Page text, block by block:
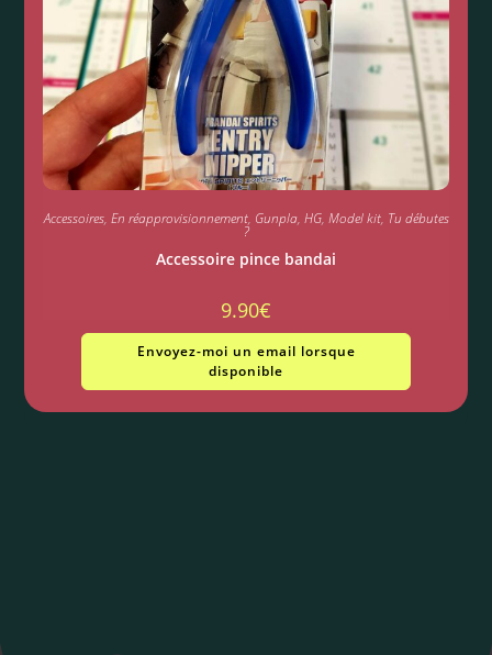
Accessoires, En réapprovisionnement, Gunpla, HG, Model kit, Tu débutes
?
Accessoire pince bandai
9.90€
Envoyez-moi un email lorsque
disponible